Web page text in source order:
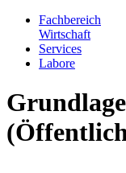
Fachbereich
Wirtschaft
Services
Labore